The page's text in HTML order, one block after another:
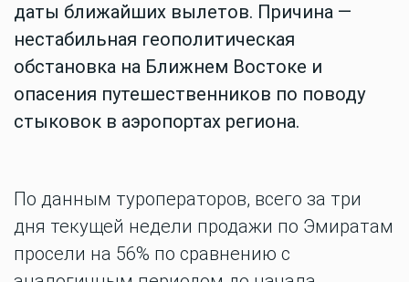
даты ближайших вылетов. Причина —
нестабильная геополитическая
обстановка на Ближнем Востоке и
опасения путешественников по поводу
стыковок в аэропортах региона.
По данным туроператоров, всего за три
дня текущей недели продажи по Эмиратам
просели на 56% по сравнению с